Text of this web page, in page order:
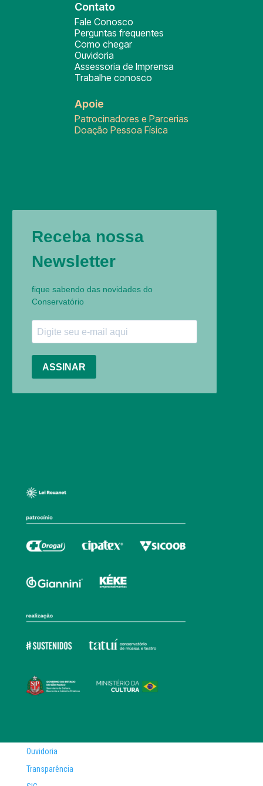
Contato
Fale Conosco
Perguntas frequentes
Como chegar
Ouvidoria
Assessoria de Imprensa
Trabalhe conosco
Apoie
Patrocinadores e Parcerias
Doação Pessoa Física
Ouvidoria
Transparência